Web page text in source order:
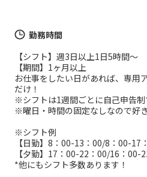
勤務時間
【シフト】週3日以上1日5時間～
【期間】1ヶ月以上
お仕事をしたい日があれば、専用
だけ！
※シフトは1週間ごとに自己申告制
※曜日・時間の固定なしなので好
※シフト例
【日勤】8：00-13：00/8：00-17
【夕勤】17：00-22：00/16：00-
*他にもシフト多数あります！